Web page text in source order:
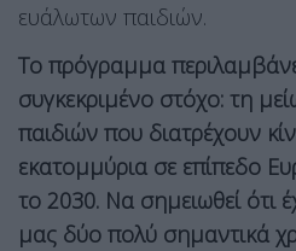
ευάλωτων παιδιών.
Το πρόγραμμα
συγκεκριμένο στόχο: τη
παιδιών που διατρέχουν
εκατομμύρια σε επίπεδο
το 2030. Να σημειωθεί ότι
μας δύο πολύ σημαντικά